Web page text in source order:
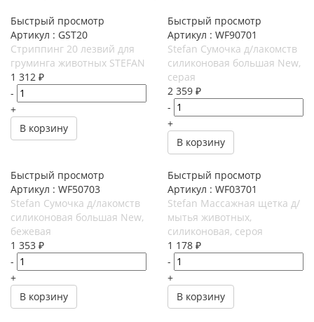
Быстрый просмотр
Артикул : GST20
Стриппинг 20 лезвий для
груминга животных STEFAN
1 312 ₽
-
+
В корзину
Быстрый просмотр
Артикул : WF90701
Stefan Сумочка д/лакомств
силиконовая большая New,
серая
2 359 ₽
-
+
В корзину
Быстрый просмотр
Артикул : WF50703
Stefan Сумочка д/лакомств
силиконовая большая New,
бежевая
1 353 ₽
-
+
В корзину
Быстрый просмотр
Артикул : WF03701
Stefan Массажная щетка д/
мытья животных,
силиконовая, сероя
1 178 ₽
-
+
В корзину